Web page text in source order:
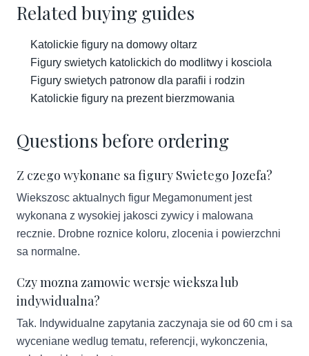
Related buying guides
Katolickie figury na domowy oltarz
Figury swietych katolickich do modlitwy i kosciola
Figury swietych patronow dla parafii i rodzin
Katolickie figury na prezent bierzmowania
Questions before ordering
Z czego wykonane sa figury Swietego Jozefa?
Wiekszosc aktualnych figur Megamonument jest
wykonana z wysokiej jakosci zywicy i malowana
recznie. Drobne roznice koloru, zlocenia i powierzchni
sa normalne.
Czy mozna zamowic wersje wieksza lub
indywidualna?
Tak. Indywidualne zapytania zaczynaja sie od 60 cm i sa
wyceniane wedlug tematu, referencji, wykonczenia,